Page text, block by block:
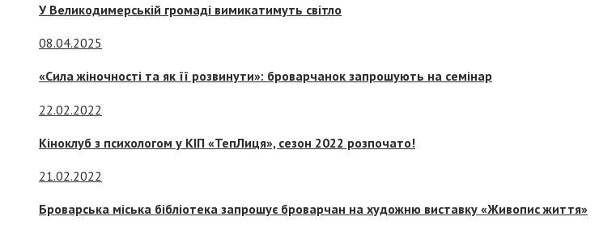
У Великодимерській громаді вимикатимуть світло
08.04.2025
«Сила жіночності та як її розвинути»: броварчанок запрошують на семінар
22.02.2022
Кіноклуб з психологом у КІП «ТепЛиця», сезон 2022 розпочато!
21.02.2022
Броварська міська бібліотека запрошує броварчан на художню виставку «Живопис життя»